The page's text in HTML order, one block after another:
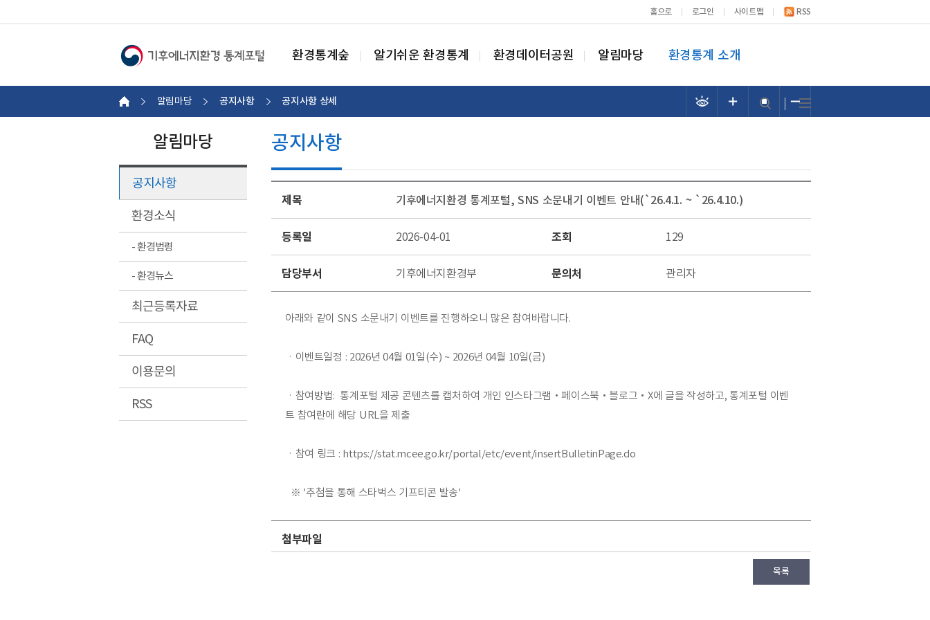
홈으로 로그인 사이트맵 RSS
환경통계숲 알기쉬운 환경통계 환경데이터공원 알림마당 환경통계 소개
알림마당 공지사항 공지사항 상세
알림마당
공지사항
환경소식
- 환경법령
- 환경뉴스
최근등록자료
FAQ
이용문의
RSS
공지사항
제목 기후에너지환경 통계포털, SNS 소문내기 이벤트 안내(`26.4.1. ~ `26.4.10.)
등록일 2026-04-01 조회 129
담당부서 기후에너지환경부 문의처 관리자
아래와 같이 SNS 소문내기 이벤트를 진행하오니 많은 참여바랍니다.
ㆍ이벤트일정 : 2026년 04월 01일(수) ~ 2026년 04월 10일(금)
ㆍ참여방법:  통계포털 제공 콘텐츠를 캡처하여 개인 인스타그램‧페이스북‧블로그‧X에 글을 작성하고, 통계포털 이벤
트 참여란에 해당 URL을 제출
ㆍ참여 링크 : https://stat.mcee.go.kr/portal/etc/event/insertBulletinPage.do
※ '추첨을 통해 스타벅스 기프티콘 발송'
첨부파일
목록